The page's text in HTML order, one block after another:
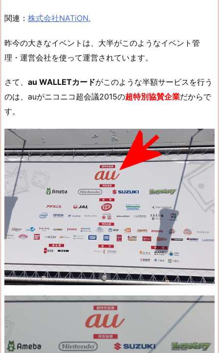
関連： 株式会社NATiON.
昨今の大きなイベントは、大半がこのようなイベント管
理・運営会社を使って運営されています。
さて、 au WALLETカードがこのような半額サービスを行う
のは、auがニコニコ超会議2015の超特別協賛企業だからで
す。